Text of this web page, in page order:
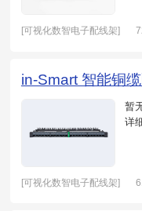
[可视化数智电子配线架]
in-Smart 智能铜
暂
详
[可视化数智电子配线架]